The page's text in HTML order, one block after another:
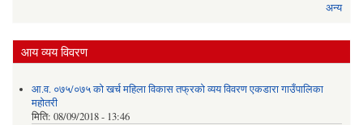
अन्य
आय व्यय विवरण
आ.व. ०७५/०७५ को खर्च महिला विकास तफ्रको व्यय विवरण एकडारा गाउँपालिका
महोतरी
मिति: 08/09/2018 - 13:46